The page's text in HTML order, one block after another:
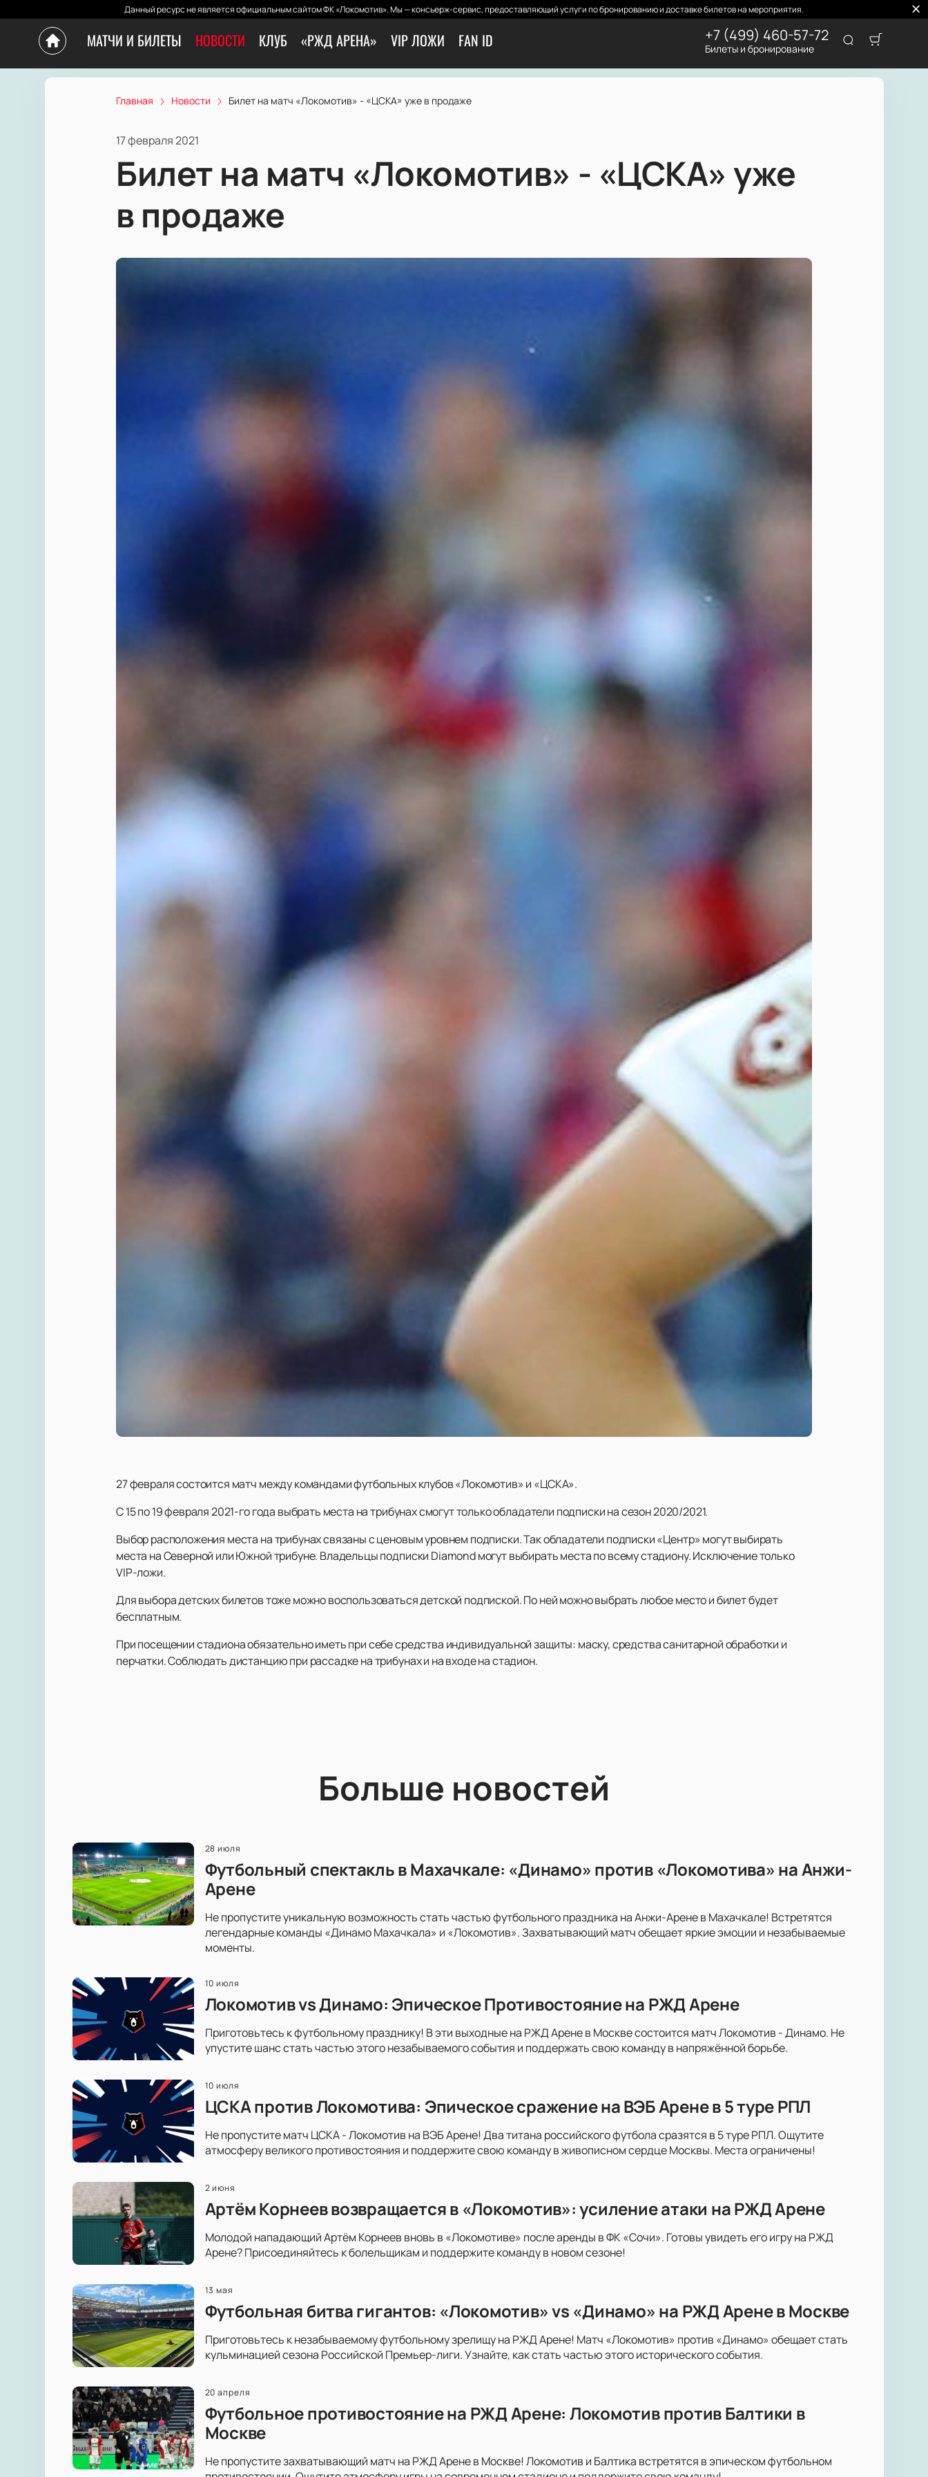
Данный ресурс не является официальным сайтом ФК «Локомотив». Мы — консьерж-сервис, предоставляющий услуги по бронированию и доставке билетов на мероприятия.
МАТЧИ И БИЛЕТЫ НОВОСТИ КЛУБ «РЖД АРЕНА» VIP ЛОЖИ FAN ID +7 (499) 460-57-72
Билеты и бронирование
Главная Новости Билет на матч «Локомотив» - «ЦСКА» уже в продаже
17 февраля 2021
Билет на матч «Локомотив» - «ЦСКА» уже
в продаже
27 февраля состоится матч между командами футбольных клубов «Локомотив» и «ЦСКА».
С 15 по 19 февраля 2021-го года выбрать места на трибунах смогут только обладатели подписки на сезон 2020/2021.
Выбор расположения места на трибунах связаны с ценовым уровнем подписки. Так обладатели подписки «Центр» могут выбирать
места на Северной или Южной трибуне. Владельцы подписки Diamond могут выбирать места по всему стадиону. Исключение только
VIP-ложи.
Для выбора детских билетов тоже можно воспользоваться детской подпиской. По ней можно выбрать любое место и билет будет
бесплатным.
При посещении стадиона обязательно иметь при себе средства индивидуальной защиты: маску, средства санитарной обработки и
перчатки. Соблюдать дистанцию при рассадке на трибунах и на входе на стадион.
Больше новостей
28 июля
Футбольный спектакль в Махачкале: «Динамо» против «Локомотива» на Анжи-
Арене
Не пропустите уникальную возможность стать частью футбольного праздника на Анжи-Арене в Махачкале! Встретятся
легендарные команды «Динамо Махачкала» и «Локомотив». Захватывающий матч обещает яркие эмоции и незабываемые
моменты.
10 июля
Локомотив vs Динамо: Эпическое Противостояние на РЖД Арене
Приготовьтесь к футбольному празднику! В эти выходные на РЖД Арене в Москве состоится матч Локомотив - Динамо. Не
упустите шанс стать частью этого незабываемого события и поддержать свою команду в напряжённой борьбе.
10 июля
ЦСКА против Локомотива: Эпическое сражение на ВЭБ Арене в 5 туре РПЛ
Не пропустите матч ЦСКА - Локомотив на ВЭБ Арене! Два титана российского футбола сразятся в 5 туре РПЛ. Ощутите
атмосферу великого противостояния и поддержите свою команду в живописном сердце Москвы. Места ограничены!
2 июня
Артём Корнеев возвращается в «Локомотив»: усиление атаки на РЖД Арене
Молодой нападающий Артём Корнеев вновь в «Локомотиве» после аренды в ФК «Сочи». Готовы увидеть его игру на РЖД
Арене? Присоединяйтесь к болельщикам и поддержите команду в новом сезоне!
13 мая
Футбольная битва гигантов: «Локомотив» vs «Динамо» на РЖД Арене в Москве
Приготовьтесь к незабываемому футбольному зрелищу на РЖД Арене! Матч «Локомотив» против «Динамо» обещает стать
кульминацией сезона Российской Премьер-лиги. Узнайте, как стать частью этого исторического события.
20 апреля
Футбольное противостояние на РЖД Арене: Локомотив против Балтики в
Москве
Не пропустите захватывающий матч на РЖД Арене в Москве! Локомотив и Балтика встретятся в эпическом футбольном